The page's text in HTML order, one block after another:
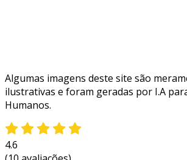
Algumas imagens deste site são
ilustrativas e foram geradas por I.A
Humanos.
4.6